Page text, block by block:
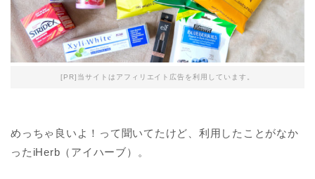
[PR]当サイトはアフィリエイト広告を利用しています。
めっちゃ良いよ！って聞いてたけど、利用したことがなか
ったiHerb（アイハーブ）。